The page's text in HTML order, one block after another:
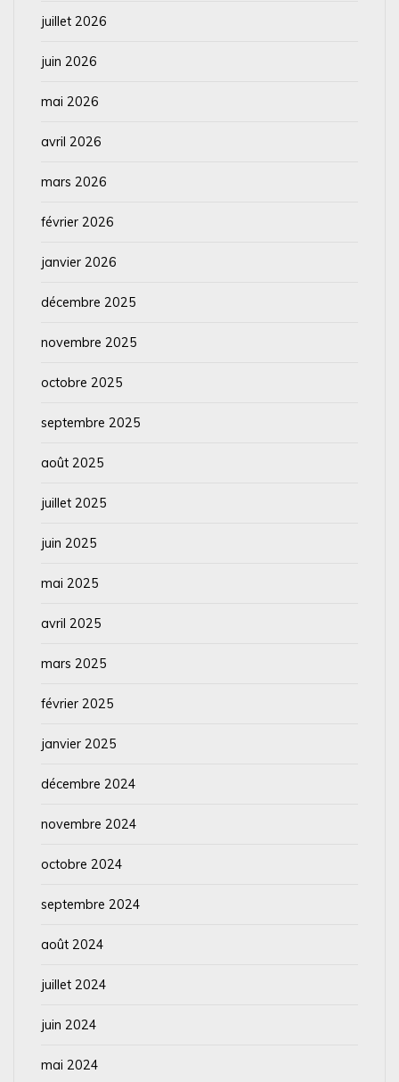
juillet 2026
juin 2026
mai 2026
avril 2026
mars 2026
février 2026
janvier 2026
décembre 2025
novembre 2025
octobre 2025
septembre 2025
août 2025
juillet 2025
juin 2025
mai 2025
avril 2025
mars 2025
février 2025
janvier 2025
décembre 2024
novembre 2024
octobre 2024
septembre 2024
août 2024
juillet 2024
juin 2024
mai 2024